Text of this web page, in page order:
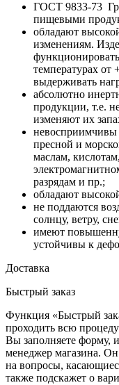
ГОСТ 9833-73
пищевыми
обладают
изменениям.
температурах от
выдерживать
абсолютно
продукции, т.е.
изменяют их
невосприимчивы
пресной и
маслам,
разрядам и пр.;
обладают
не поддаются
солнцу, ветру,
имеют
устойчивы к
Доставка
Быстрый заказ
Функция «Быстрый
проходить всю
Вы заполняете форму,
менеджер магазина. Он
на вопросы,
также подскажет о